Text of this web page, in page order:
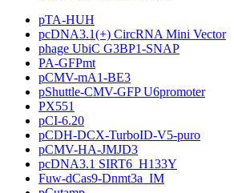
pTA-HUH
pcDNA3.1(+) CircRNA Mini Vector
phage UbiC G3BP1-SNAP
PA-GFPmt
pCMV-mA1-BE3
pShuttle-CMV-GFP U6promoter
PX551
pCI-6.20
pCDH-DCX-TurboID-V5-puro
pCMV-HA-JMJD3
pcDNA3.1 SIRT6_H133Y
Fuw-dCas9-Dnmt3a_IM